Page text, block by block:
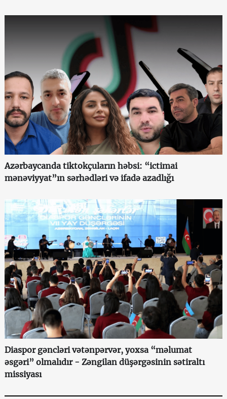
Azərbaycanda tiktokçuların həbsi: “ictimai
mənəviyyat”ın sərhədləri və ifadə azadlığı
Diaspor gəncləri vətənpərvər, yoxsa “məlumat
əsgəri” olmalıdır - Zəngilan düşərgəsinin sətiraltı
missiyası